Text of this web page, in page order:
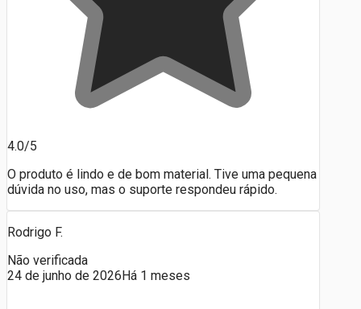
4.0/5
O produto é lindo e de bom material. Tive uma pequena
dúvida no uso, mas o suporte respondeu rápido.
Rodrigo F.
Não verificada
24 de junho de 2026Há 1 meses